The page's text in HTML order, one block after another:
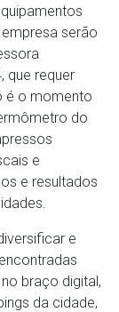
serão
que requer
é o momento
do
e
e resultados
e
braço digital,
da cidade,